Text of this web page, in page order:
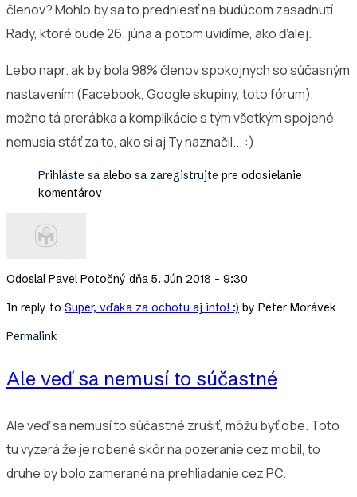
členov? Mohlo by sa to predniesť na budúcom zasadnutí
Rady, ktoré bude 26. júna a potom uvidíme, ako ďalej.
Lebo napr. ak by bola 98% členov spokojných so súčasným
nastavením (Facebook, Google skupiny, toto fórum),
možno tá prerábka a komplikácie s tým všetkým spojené
nemusia stáť za to, ako si aj Ty naznačil... :)
Prihláste sa alebo sa zaregistrujte pre odosielanie
komentárov
OdoslalPavel Potočný dňa 5. Jún 2018 - 9:30
In reply to Super, vďaka za ochotu aj info! :) by Peter Morávek
Permalink
Ale veď sa nemusí to súčastné
Ale veď sa nemusí to súčastné zrušiť, môžu byť obe. Toto
tu vyzerá že je robené skôr na pozeranie cez mobil, to
druhé by bolo zamerané na prehliadanie cez PC.